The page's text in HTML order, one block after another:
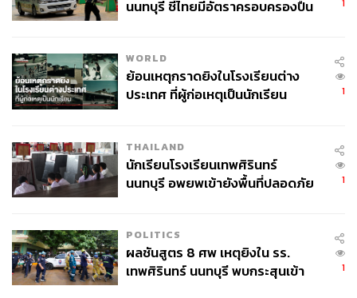
ตี้ จำกัด ยกระดับมาตรการเข้มข้น เพื่อจัดการขยะติดเชื้อช่วง
อนามัยใช้แล้วที่ถูกต้องกับลูกบ้าน และจัด Training โดยกรม
ควบคุมมลพิษให้กับนิติบุคคล เพื่อการจัดการขยะติดเชื้ออย่าง
รัดกุม ก่อนจะนำส่งให้กรมควบคุมมลพิษและหน่วยงานภาค
รัฐนำไปจัดการอย่างปลอดภัยต่อไป
“ด้วยสถานการณ์ที่เกิดขึ้นในปัจจุบัน และยังไม่สามารถคาด
การณ์ถึงอนาคตได้ นอกจากการส่งเสริมการคัดแยกขยะ
ตั้งแต่ต้นทาง เพื่อชะลอขยะไปสู่ Landfill ให้น้อยที่สุดแล้ว เรา
ในช่วงโควิด-19 จึงเพิ่มหน้ากากอนามัยใช้แล้วและขยะจาก
ลูกบ้านกักตัวเป็นขยะคัดแยกประเภทติดเชื้อ พร้อมวาง
มาตรการจัดการให้เป็น New Normal ด้าน Waste
Management ในโครงการที่อยู่อาศัยของแสนสิริ และเป็นต้น
นนทบุรี ชี้ไทยมีอัตราครอบครองปืน
1
WORLD
ย้อนเหตุกราดยิงในโรงเรียนต่าง
ประเทศ ที่ผู้ก่อเหตุเป็นนักเรียน
1
THAILAND
นักเรียนโรงเรียนเทพศิรินทร์
นนทบุรี อพยพเข้ายังพื้นที่ปลอดภัย
1
POLITICS
ผลชันสูตร 8 ศพ เหตุยิงใน รร.
เทพศิรินทร์ นนทบุรี พบกระสุนเข้า
1